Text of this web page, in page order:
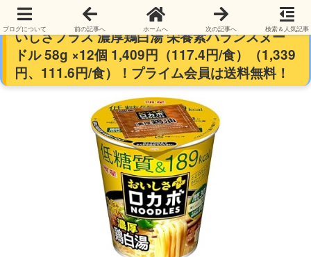
【低糖質＆189kcal】明星 ロカボNOODLES お
いしさプラス 濃厚鶏白湯 栄養素バランスヌー
ドル 58g ×12個 1,409円（117.4円/食）（1,339
円、111.6円/食）！プライム会員は送料無料！
ブログについて 前の記事へ ホームへ 次の記事へ 検索＆人気記事